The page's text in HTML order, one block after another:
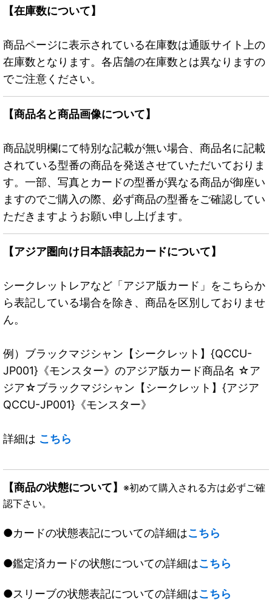
【在庫数について】
商品ページに表示されている在庫数は通販サイト上の
在庫数となります。各店舗の在庫数とは異なりますの
でご注意ください。
【商品名と商品画像について】
商品説明欄にて特別な記載が無い場合、商品名に記載
されている型番の商品を発送させていただいておりま
す。一部、写真とカードの型番が異なる商品が御座い
ますのでご購入の際、必ず商品の型番をご確認してい
ただきますようお願い申し上げます。
【アジア圏向け日本語表記カードについて】
シークレットレアなど「アジア版カード」をこちらか
ら表記している場合を除き、商品を区別しておりませ
ん。
例）ブラックマジシャン【シークレット】{QCCU-
JP001}《モンスター》のアジア版カード商品名 ☆ア
ジア☆ブラックマジシャン【シークレット】{アジア
QCCU-JP001}《モンスター》
詳細は こちら
【商品の状態について】 ※初めて購入される方は必ずご確
認下さい。
●カードの状態表記についての詳細はこちら
●鑑定済カードの状態についての詳細はこちら
●スリーブの状態表記についての詳細はこちら